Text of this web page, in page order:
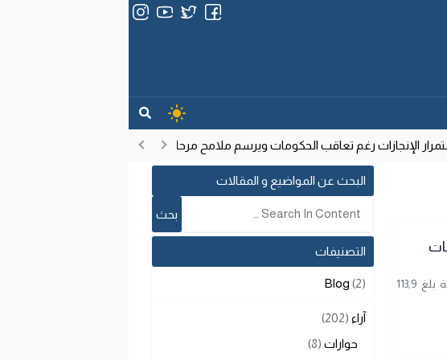
رغم تعاقب الحكومات ويرسم ملامح مرحلة تنموية جديدة
الناطق الرسمي بإسم الحكومة: متوسط التساقطات المطرية بلغ 113,9
البحث عن المواضيع و المقالات
التصنيفات
Blog (2)
آراء (202)
حوارات (8)